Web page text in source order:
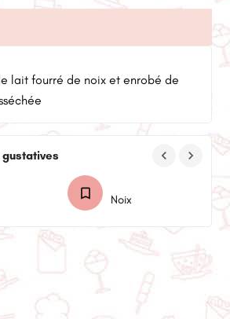
lait fourré de noix et enrobé de
keyboard_arrow_left keyboard_arrow_right
Noix